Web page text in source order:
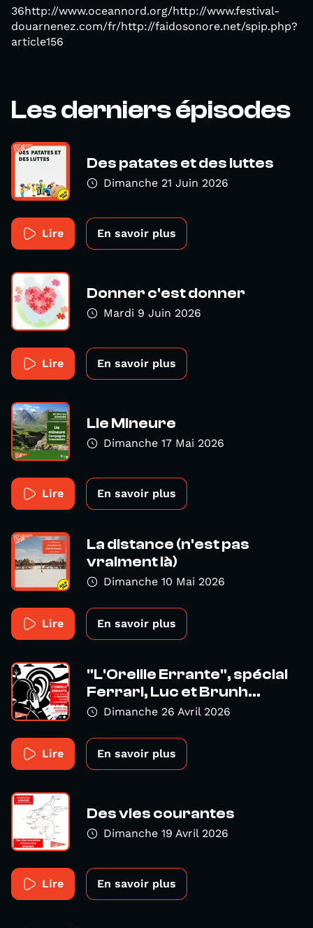
36http://www.oceannord.org/http://www.festival-
douarnenez.com/fr/http://faidosonore.net/spip.php?
article156
Les derniers épisodes
Des patates et des luttes
Dimanche 21 Juin 2026
Lire En savoir plus
Donner c'est donner
Mardi 9 Juin 2026
Lire En savoir plus
Lie Mineure
Dimanche 17 Mai 2026
Lire En savoir plus
La distance (n'est pas
vraiment là)
Dimanche 10 Mai 2026
Lire En savoir plus
"L'Oreille Errante", spécial
Ferrari, Luc et Brunh...
Dimanche 26 Avril 2026
Lire En savoir plus
Des vies courantes
Dimanche 19 Avril 2026
Lire En savoir plus